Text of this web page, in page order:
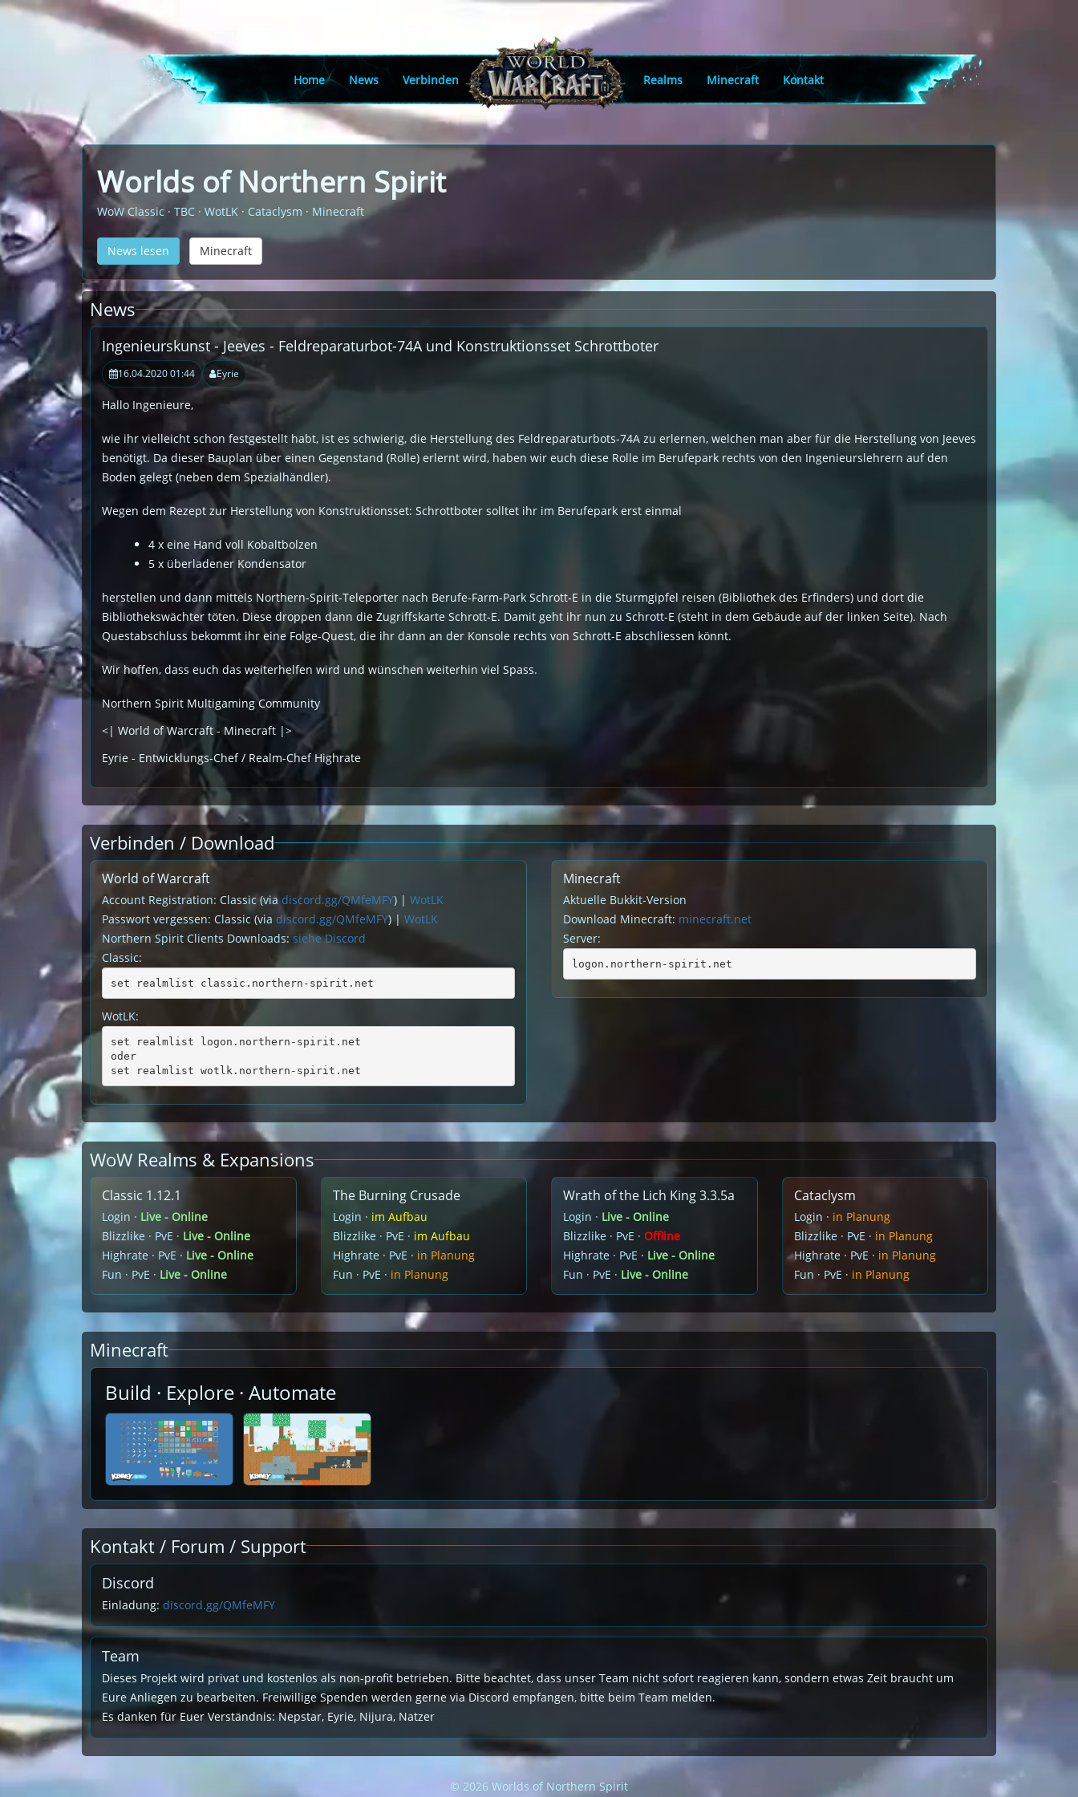
Home News Verbinden Realms Minecraft Kontakt
Worlds of Northern Spirit
WoW Classic · TBC · WotLK · Cataclysm · Minecraft
News lesen Minecraft
News
Ingenieurskunst - Jeeves - Feldreparaturbot-74A und Konstruktionsset Schrottboter
16.04.2020 01:44 Eyrie
Hallo Ingenieure,
wie ihr vielleicht schon festgestellt habt, ist es schwierig, die Herstellung des Feldreparaturbots-74A zu erlernen, welchen man aber für die Herstellung von Jeeves
benötigt. Da dieser Bauplan über einen Gegenstand (Rolle) erlernt wird, haben wir euch diese Rolle im Berufepark rechts von den Ingenieurslehrern auf den
Boden gelegt (neben dem Spezialhändler).
Wegen dem Rezept zur Herstellung von Konstruktionsset: Schrottboter solltet ihr im Berufepark erst einmal
4 x eine Hand voll Kobaltbolzen
5 x überladener Kondensator
herstellen und dann mittels Northern-Spirit-Teleporter nach Berufe-Farm-Park Schrott-E in die Sturmgipfel reisen (Bibliothek des Erfinders) und dort die
Bibliothekswächter töten. Diese droppen dann die Zugriffskarte Schrott-E. Damit geht ihr nun zu Schrott-E (steht in dem Gebäude auf der linken Seite). Nach
Questabschluss bekommt ihr eine Folge-Quest, die ihr dann an der Konsole rechts von Schrott-E abschliessen könnt.
Wir hoffen, dass euch das weiterhelfen wird und wünschen weiterhin viel Spass.
Northern Spirit Multigaming Community
<| World of Warcraft - Minecraft |>
Eyrie - Entwicklungs-Chef / Realm-Chef Highrate
Verbinden / Download
World of Warcraft
Account Registration: Classic (viadiscord.gg/QMfeMFY) | WotLK
Passwort vergessen: Classic (via discord.gg/QMfeMFY) | WotLK
Northern Spirit Clients Downloads: siehe Discord
Classic:
set realmlist classic.northern-spirit.net
WotLK:
set realmlist logon.northern-spirit.net
oder
set realmlist wotlk.northern-spirit.net
Minecraft
Aktuelle Bukkit-Version
Download Minecraft: minecraft.net
Server:
logon.northern-spirit.net
WoW Realms & Expansions
Classic 1.12.1
Login · Live - Online
Blizzlike · PvE · Live - Online
Highrate · PvE · Live - Online
Fun · PvE · Live - Online
The Burning Crusade
Login · im Aufbau
Blizzlike · PvE · im Aufbau
Highrate · PvE · in Planung
Fun · PvE · in Planung
Wrath of the Lich King 3.3.5a
Login · Live - Online
Blizzlike · PvE · Offline
Highrate · PvE · Live - Online
Fun · PvE · Live - Online
Cataclysm
Login · in Planung
Blizzlike · PvE · in Planung
Highrate · PvE · in Planung
Fun · PvE · in Planung
Minecraft
Build · Explore · Automate
Kontakt / Forum / Support
Discord
Einladung: discord.gg/QMfeMFY
Team
Dieses Projekt wird privat und kostenlos als non-profit betrieben. Bitte beachtet, dass unser Team nicht sofort reagieren kann, sondern etwas Zeit braucht um
Eure Anliegen zu bearbeiten. Freiwillige Spenden werden gerne via Discord empfangen, bitte beim Team melden.
Es danken für Euer Verständnis: Nepstar, Eyrie, Nijura, Natzer
© 2026 Worlds of Northern Spirit